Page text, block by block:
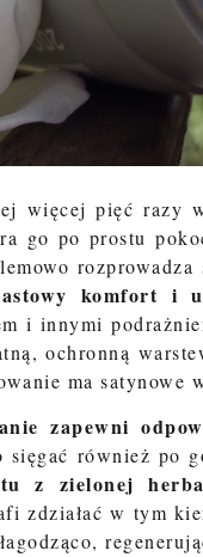
więcej pięć razy
go po prostu
komfort i
i innymi
ochronną
ma satynowe
zapewni
również po
z zielonej
zdziałać w tym